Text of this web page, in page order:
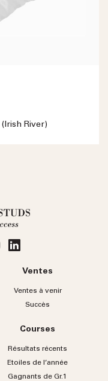
(Irish River)
Ventes
Ventes à venir
Succès
Courses
Résultats récents
Etoiles de l’année
Gagnants de Gr.1